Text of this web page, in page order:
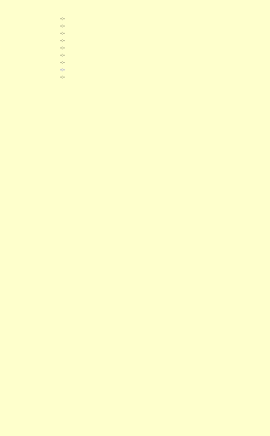
-:-
-:-
-:-
-:-
-:-
-:-
-:-
-:-
-:-